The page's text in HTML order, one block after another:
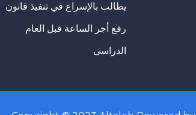
يطالب بالإسراع في تنفيذ قانون
رفع أجر الساعة قبل العام
الدراسي